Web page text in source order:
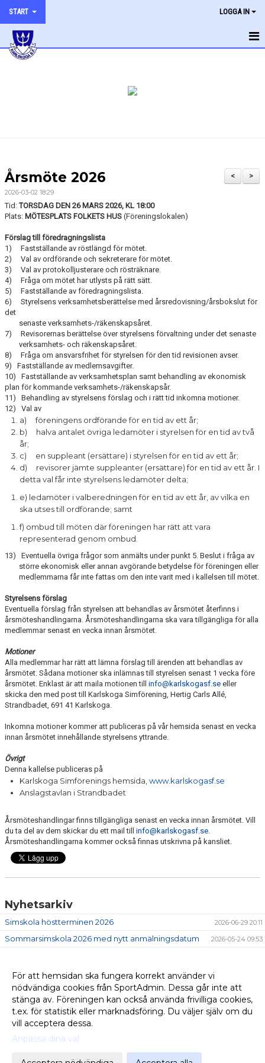
START LOGGA IN
HEM
STÖDMEDLEM
ARKIV
>
<
Årsmöte 2026
2026-03-02 18:29
Tid:TORSDAG DEN 26 MARS 2026, KL 18:00
Plats: MÖTESPLATS FOLKETS HUS (Föreningslokalen)
Förslag till föredragningslista
1) Fastställande av röstlängd för mötet.
2) Val av ordförande och sekreterare för mötet.
3) Val av protokolljusterare och rösträknare.
4) Fråga om mötet har utlysts på rätt sätt.
5) Fastställande av föredragningslista.
6) Styrelsens verksamhetsberättelse med årsredovisning/årsbokslut för
det
senaste verksamhets-/räkenskapsåret.
7) Revisorernas berättelse över styrelsens förvaltning under det senaste
verksamhets- och räkenskapsåret.
8) Fråga om ansvarsfrihet för styrelsen för den tid revisionen avser.
9) Fastställande av medlemsavgifter.
10) Fastställande av verksamhetsplan samt behandling av ekonomisk
plan för kommande verksamhets-/räkenskapsår.
11) Behandling av styrelsens förslag och i rätt tid inkomna motioner.
12) Val av
a) föreningens ordförande för en tid av ett år;
b) halva antalet övriga ledamöter i styrelsen för en tid av två
år;
c) en suppleant (ersättare) i styrelsen för en tid av ett år;
d) revisorer jämte suppleanter (ersättare) för en tid av ett år. I
detta val får inte styrelsens ledamöter delta;
e) ledamöter i valberedningen för en tid av ett år, av vilka en
ska utses till ordförande; samt
f) ombud till möten där föreningen har rätt att vara
representerad genom ombud.
13) Eventuella övriga frågor som anmälts under punkt 5. Beslut i fråga av
större ekonomisk eller annan avgörande betydelse för föreningen eller
medlemmarna får inte fattas om den inte varit med i kallelsen till mötet.
Styrelsens förslag
Eventuella förslag från styrelsen att behandlas av årsmötet återfinns i
årsmöteshandlingarna. Årsmöteshandlingarna ska vara tillgängliga för alla
medlemmar senast en vecka innan årsmötet.
Motioner
Alla medlemmar har rätt att lämna förslag till ärenden att behandlas av
årsmötet. Sådana motioner ska inlämnas till styrelsen senast 1 vecka före
årsmötet. Enklast är att maila motionen till info@karlskogasf.se eller
skicka den med post till Karlskoga Simförening, Hertig Carls Allé,
Strandbadet, 691 41 Karlskoga.
Inkomna motioner kommer att publiceras på vår hemsida senast en vecka
innan årsmötet innehållande styrelsens yttrande.
Övrigt
Denna kallelse publiceras på
Karlskoga Simförenings hemsida, www.karlskogasf.se
Anslagstavlan i Strandbadet
Årsmöteshandlingar finns tillgängliga senast en vecka innan årsmötet. Vill
du ta del av dem skickar du ett mail till info@karlskogasf.se.
Årsmöteshandlingarna kommer också finnas utskrivna på kansliet.
Nyhetsarkiv
Simskola höstterminen 2026 2026-06-29 20:11
Sommarsimskola 2026 med nytt anmälningsdatum 2026-05-24 09:53
Årsmöte 2026 2026-03-02 18:29
Vuxenkurser våren 2026 2026-01-11 16:49
Simskola vårterminen 2026 2026-01-03 14:40
inställningar
Webbversion
För att hemsidan ska fungera korrekt använder vi
nödvändiga cookies från SportAdmin. Dessa går inte att
stänga av. Föreningen kan också använda frivilliga cookies,
t.ex. för statistik eller marknadsföring. Du väljer själv om du
vill acceptera dessa.
Anpassa dina val